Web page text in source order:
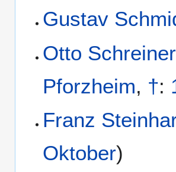
Gustav
Otto Schreiner
Pforzheim, †:
Franz
Oktober)